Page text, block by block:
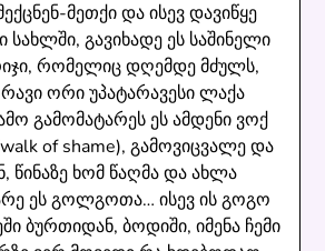
მეთქი და ისევ დავიწყე
გავიხადე ეს საშინელი
რომელიც დღემდე მძულს,
ორი უპატარავესი ლაქა
გამომატარეს ეს ამდენი ვოქ
of shame), გამოვიცვალე და
წინაზე ხომ წაღმა და ახლა
ეს გოლგოთა… ისევ ის გოგო
ბურთიდან, ბოდიში, იმენა ჩემი